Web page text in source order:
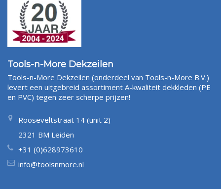
Tools-n-More Dekzeilen
Tools-n-More Dekzeilen (onderdeel van Tools-n-More B.V.)
levert een uitgebreid assortiment A-kwaliteit dekkleden (PE
en PVC) tegen zeer scherpe prijzen!
Rooseveltstraat 14 (unit 2)
2321 BM Leiden
+31 (0)628973610
info@toolsnmore.nl